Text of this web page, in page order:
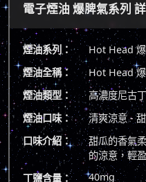
電子煙油 爆脾氣系列
煙油系列：
Hot Head
煙油全稱：
Hot Head
煙油類型：
高濃度尼古
煙油口味：
清爽涼意 -
口味介紹：
甜瓜的香氣
的涼意，輕
丁鹽含量：
40mg